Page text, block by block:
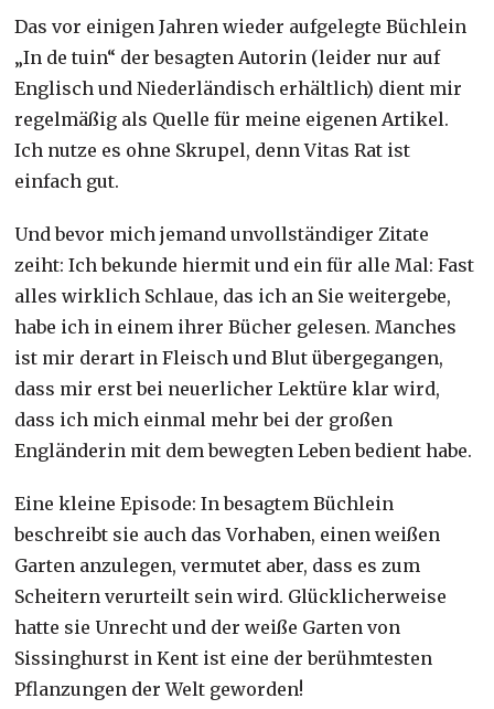
Das vor einigen Jahren wieder aufgelegte Büchlein
„In de tuin“ der besagten Autorin (leider nur auf
Englisch und Niederländisch erhältlich) dient mir
regelmäßig als Quelle für meine eigenen Artikel.
Ich nutze es ohne Skrupel, denn Vitas Rat ist
einfach gut.
Und bevor mich jemand unvollständiger Zitate
zeiht: Ich bekunde hiermit und ein für alle Mal: Fast
alles wirklich Schlaue, das ich an Sie weitergebe,
habe ich in einem ihrer Bücher gelesen. Manches
ist mir derart in Fleisch und Blut übergegangen,
dass mir erst bei neuerlicher Lektüre klar wird,
dass ich mich einmal mehr bei der großen
Engländerin mit dem bewegten Leben bedient habe.
Eine kleine Episode: In besagtem Büchlein
beschreibt sie auch das Vorhaben, einen weißen
Garten anzulegen, vermutet aber, dass es zum
Scheitern verurteilt sein wird. Glücklicherweise
hatte sie Unrecht und der weiße Garten von
Sissinghurst in Kent ist eine der berühmtesten
Pflanzungen der Welt geworden!